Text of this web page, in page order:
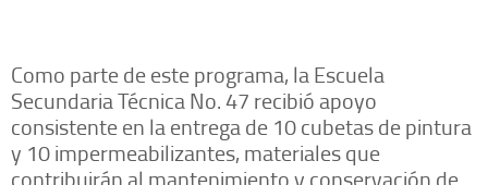
Como parte de este programa, la Escuela
Secundaria Técnica No. 47 recibió apoyo
consistente en la entrega de 10 cubetas de pintura
y 10 impermeabilizantes, materiales que
contribuirán al mantenimiento y conservación de